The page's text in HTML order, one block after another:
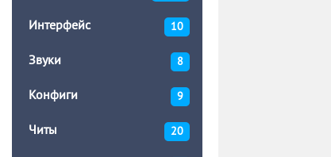
Интерфейс 10
Звуки 8
Конфиги 9
Читы 20